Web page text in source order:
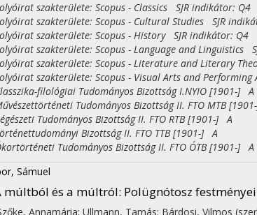
szakterülete: Scopus - Classics SJR indikátor: Q4
szakterülete: Scopus - Cultural Studies SJR
szakterülete: Scopus - History SJR indikátor: Q4
szakterülete: Scopus - Language and Linguistics
szakterülete: Scopus - Literature and Literary
szakterülete: Scopus - Visual Arts and
filológiai Tudományos Bizottság I.NYIO [1901-] A
Tudományos Bizottság II. FTO MTB
Tudományos Bizottság II. FTO RTB [1901-] A
Bizottság II. FTO TTB [1901-] A
Tudományos Bizottság II. FTO ÓTB [1901-] A
Sámuel
múltból és a múltról: Polügnótosz
Annamária; Ullmann, Tamás; Bárdosi, Vilmos